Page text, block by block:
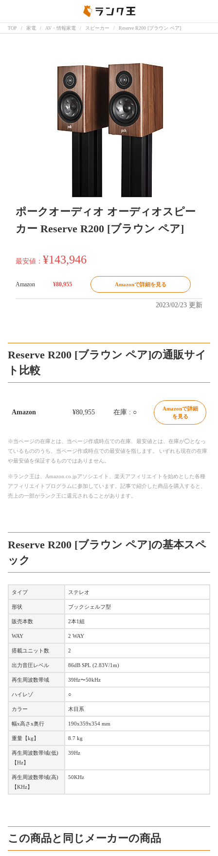
TOP 家電 AV・情報家電 スピーカー Reserve R200 [ブラウン ペア]
ポークオーディオ オーディオスピー
カー Reserve R200 [ブラウン ペア]
最安値： ¥143,946
Amazon ¥80,955 Amazonで詳細を見る
2023/02/23 更新
Reserve R200 [ブラウン ペア]の通販サイ
ト比較
Amazon ¥80,955 在庫 : ○
Amazonで詳細
を見る
※当ページの在庫とは、当ページ作成時点での在庫、最安値とは、在庫が◯となっ
ているもののうち、当ページ作成時点での最安値を指します。 いずれも現在の在庫
や最安値を保証するものではありません。
※ランク王は、Amazon.co.jpアソシエイト、楽天アフィリエイトを始めとした各種
アフィリエイトプログラムに参加しています。記事で紹介した商品を購入すると、
売上の一部がランク王に還元されることがあります。
Reserve R200 [ブラウン ペア]の基本スペ
ック
タイプ ステレオ
形状 ブックシェルフ型
販売本数 2本1組
WAY 2 WAY
搭載ユニット数 2
出力音圧レベル 86dB SPL (2.83V/1m)
再生周波数帯域 39Hz〜50kHz
ハイレゾ ○
カラー 木目系
幅x高さx奥行 190x359x354 mm
重量【kg】 8.7 kg
再生周波数帯域(低)
【Hz】
39Hz
再生周波数帯域(高)
【KHz】
50KHz
この商品と同じメーカーの商品